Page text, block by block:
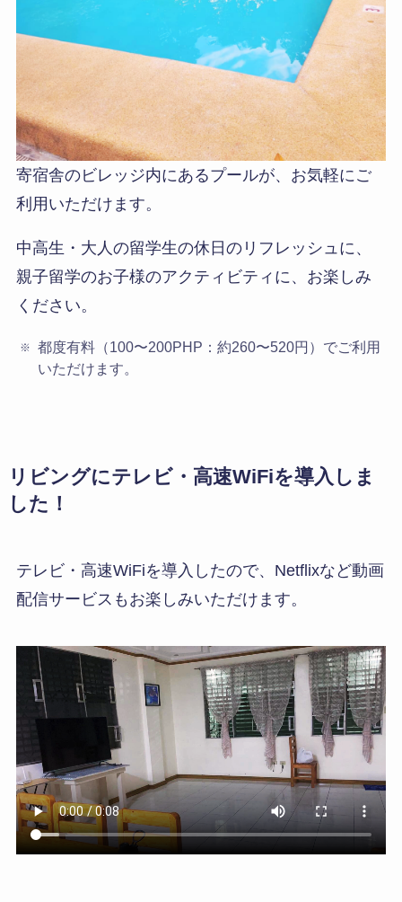
寄宿舎のビレッジ内にあるプールが、お気軽にご
利用いただけます。
中高生・大人の留学生の休日のリフレッシュに、
親子留学のお子様のアクティビティに、お楽しみ
ください。
都度有料（100〜200PHP：約260〜520円）でご利用
いただけます。
リビングにテレビ・高速WiFiを導入しま
した！
テレビ・高速WiFiを導入したので、Netflixなど動画
配信サービスもお楽しみいただけます。